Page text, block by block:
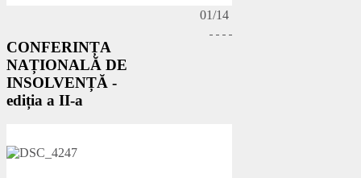
01/14
CONFERINȚA
NAȚIONALĂ DE
INSOLVENȚĂ -
ediția a II-a